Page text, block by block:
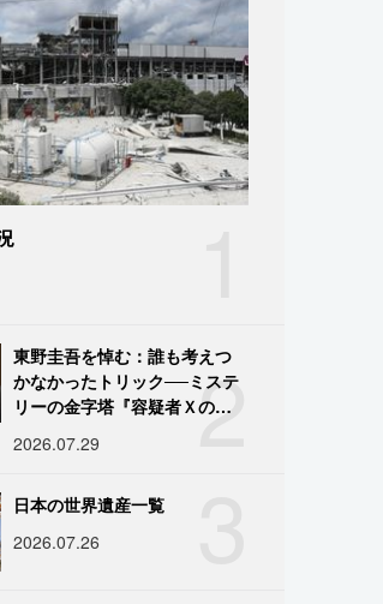
2
東野圭吾を悼む：誰も考えつ
かなかったトリック──ミステ
リーの金字塔『容疑者Ｘの献
2026.07.29
日本の世界遺産一覧
2026.07.26